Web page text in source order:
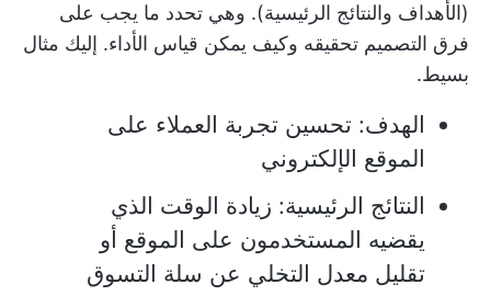
(الأهداف والنتائج الرئيسية). وهي تحدد ما يجب على
فرق التصميم تحقيقه وكيف يمكن قياس الأداء. إليك مثال
بسيط.
الهدف: تحسين تجربة العملاء على
الموقع الإلكتروني
النتائج الرئيسية: زيادة الوقت الذي
يقضيه المستخدمون على الموقع أو
تقليل معدل التخلي عن سلة التسوق